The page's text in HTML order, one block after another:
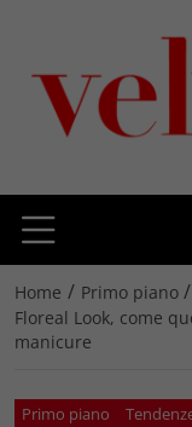
Home / Primo piano /
Floreal Look, come
manicure
Primo piano